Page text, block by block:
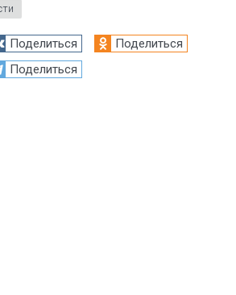
Поделиться
Поделиться
Поделиться